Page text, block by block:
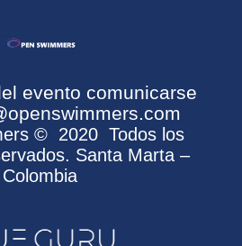
evento comunicarse
© 2020 Todos los
Santa Marta –
Colombia